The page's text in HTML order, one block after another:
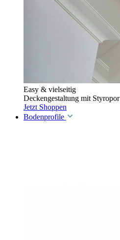
Easy & vielseitig
Deckengestaltung mit Styropor
Jetzt Shoppen
Bodenprofile